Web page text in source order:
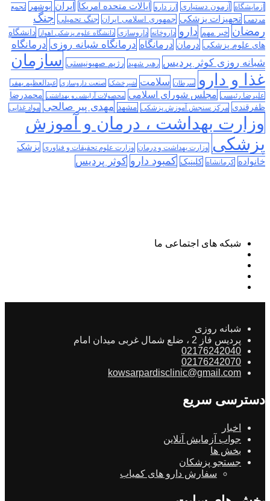
آزمایشگاه آزمون دستیاری ارز دارو ایالات متحده امریکا ایران بوشهر
تجمع
مردمی تجهیزات پزشکی جمهوری اسلامی ایران جنگ تحمیلی جنگ
رمضان خبر مهم دارو داروخانه داروسازی دانشگاه علوم پزشکی اهواز
دانشگاه
های علوم پزشکی درمان درمانگاه درمانگاه شبانه روزی درمانگاه
شبانه روزی کوثر پردیس رهبر شهید رژیم صهیونیستی سازمان
غذا و دارو
سرطان سلامت شیرخشک صنعت داروسازی عبدالعظیم بهفر
علیرضا رئیسی مجلس شورای اسلامی محصولات آرایشی و بهداشتی محمدرضا
ظفرقندی مرکز سنجش آموزش پزشکی مشهد مهدی پیر صالحی مواد غذایی
وزارت بهداشت ، درمان و آموزش
پزشکی وزارت بهداشت و درمان وزارت علوم تحقیقات و فناوری پزشک
خانواده کرمانشاه کلینیک کمبود دارو کوثر پردیس
شبکه های اجتماعی ما
شبانه روزی
پردیس فاز 2 ، ضلع شمال غربی میدان امام
02176242040
02176242070
kowsarpardisclinic@gmail.com
دسترسی سریع
اخبار
جواب آزمایش آنلاین
بخش ها
جستجو پزشکان
سفارش دارو های کمیاب